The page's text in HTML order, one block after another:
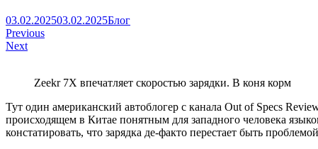
Артем
Краснов
03.02.202503.02.2025Блог
Навигация
по
Previous
Next
Zeekr 7X впечатляет скоростью зарядки. В коня корм
Тут один американский автоблогер с канала Out of Specs
происходящем в Китае понятным для западного человека
констатировать, что зарядка де-факто перестает быть